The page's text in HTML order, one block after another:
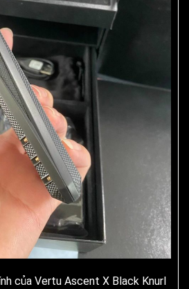
của Vertu Ascent X Black Knurl